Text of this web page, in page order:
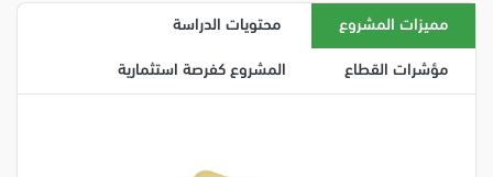
مميزات المشروع محتويات الدراسة
مؤشرات القطاع المشروع كفرصة استثمارية